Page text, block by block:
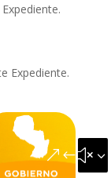
Expediente.